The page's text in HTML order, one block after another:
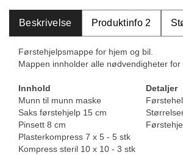
Beskrivelse Produktinfo 2
Førstehjelpsmappe for hjem og bil.
Mappen innholder alle nødvendigheter for
Innhold
Detaljer
Munn til munn maske
Saks førstehjelp 15 cm
Pinsett 8 cm
Plasterkompress 7 x 5 - 5 stk
Kompress steril 10 x 10 - 3 stk